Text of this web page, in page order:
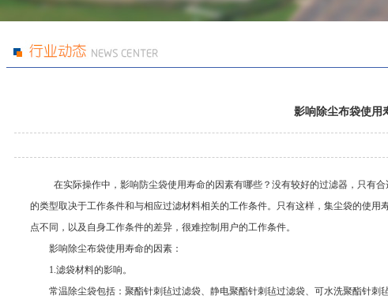
影响除尘布袋使用
在实际操作中，影响防尘袋使用寿命的因素有哪些？没有较好的过滤器，只有
的类型取决于工作条件和与相应过滤材料相关的工作条件。只有这样，集尘袋的使
点不同，以及自身工作条件的差异，很难控制用户的工作条件。
影响除尘布袋使用寿命的因素：
1.滤袋材料的影响。
常温除尘袋包括：聚酯针刺毡过滤袋、静电聚酯针刺毡过滤袋、可水洗聚酯针